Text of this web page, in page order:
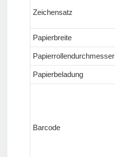
Zeichensatz
Papierbreite
Papierrollendurchmesser
Papierbeladung
Barcode